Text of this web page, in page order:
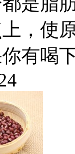
，使
有喝